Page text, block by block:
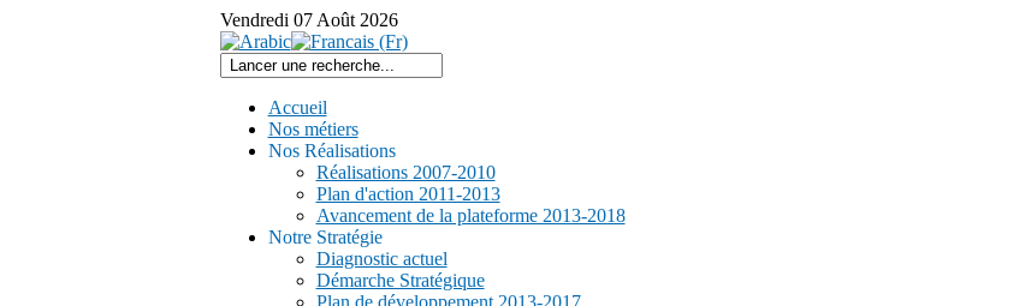
Vendredi 07 Août 2026
Accueil
Nos métiers
Nos Réalisations
Réalisations 2007-2010
Plan d'action 2011-2013
Avancement de la plateforme 2013-2018
Notre Stratégie
Diagnostic actuel
Démarche Stratégique
Plan de développement 2013-2017